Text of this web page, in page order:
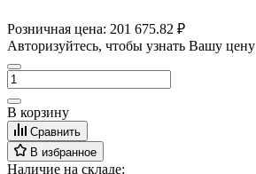
Розничная цена: 201 675.82 ₽
Авторизуйтесь, чтобы узнать Вашу цену
В корзину
Сравнить
В избранное
Наличие на складе: